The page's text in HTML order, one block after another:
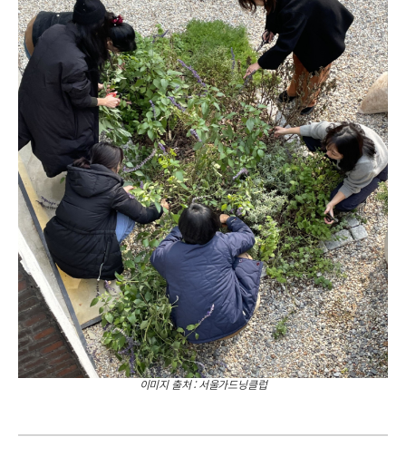
이미지 출처 : 서울가드닝클럽